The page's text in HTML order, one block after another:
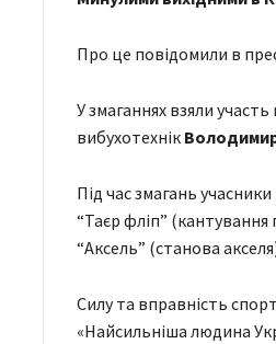
Про це повідомили в
У змаганнях взяли
вибухотехнік
Під час змагань
“Таєр фліп”
“Аксель” (станова
Силу та вправність
«Найсильніша людина